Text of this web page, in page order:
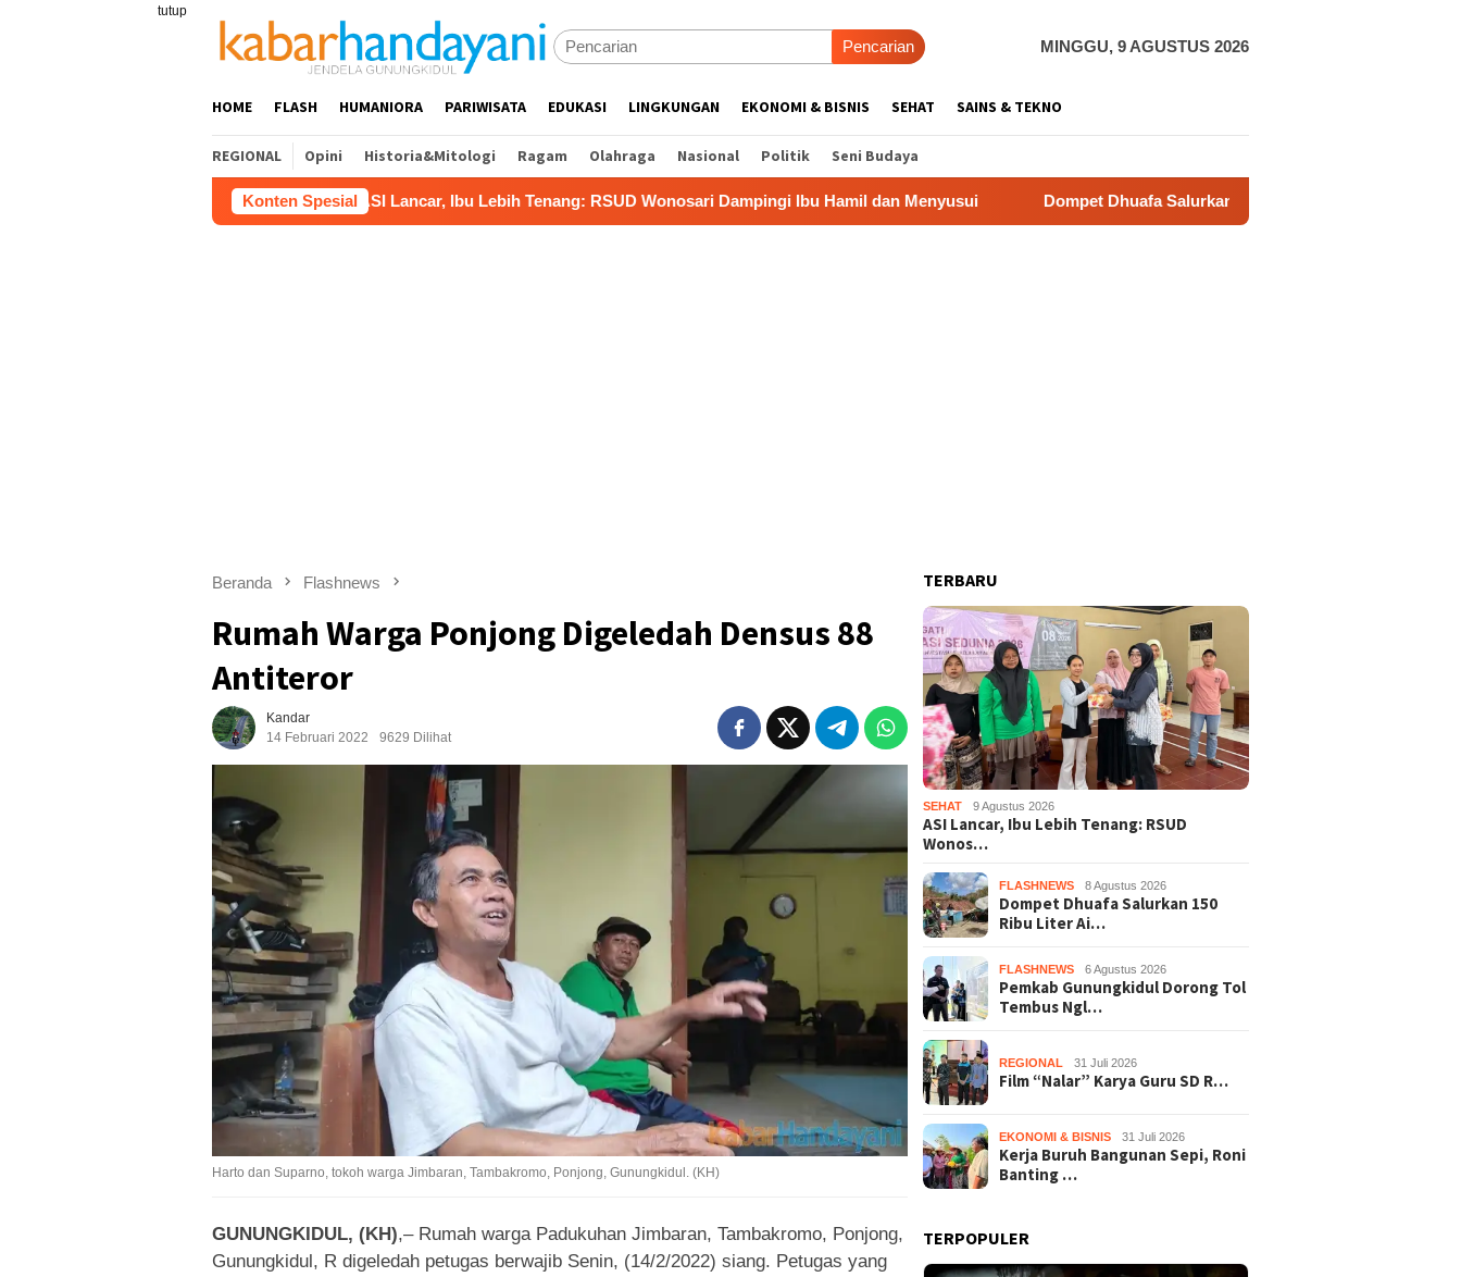
tutup
Pencarian MINGGU, 9 AGUSTUS 2026
HOME FLASH HUMANIORA PARIWISATA EDUKASI LINGKUNGAN EKONOMI & BISNIS SEHAT SAINS & TEKNO
REGIONAL Opini Historia&Mitologi Ragam Olahraga Nasional Politik Seni Budaya
Konten Spesial
ASI Lancar, Ibu Lebih Tenang: RSUD Wonosari Dampingi Ibu Hamil dan Menyusui Dompet Dhuafa Salurkan 150 Ribu Liter Air Bersih ke Pelosok
Beranda Flashnews
Rumah Warga Ponjong Digeledah Densus 88
Antiteror
Kandar
14 Februari 2022
9629 Dilihat
Harto dan Suparno, tokoh warga Jimbaran, Tambakromo, Ponjong, Gunungkidul. (KH)
GUNUNGKIDUL, (KH),– Rumah warga Padukuhan Jimbaran, Tambakromo, Ponjong,
Gunungkidul, R digeledah petugas berwajib Senin, (14/2/2022) siang. Petugas yang
TERBARU
SEHAT 9 Agustus 2026
ASI Lancar, Ibu Lebih Tenang: RSUD
Wonos…
FLASHNEWS 8 Agustus 2026
Dompet Dhuafa Salurkan 150
Ribu Liter Ai…
FLASHNEWS 6 Agustus 2026
Pemkab Gunungkidul Dorong Tol
Tembus Ngl…
REGIONAL 31 Juli 2026
Film “Nalar” Karya Guru SD R…
EKONOMI & BISNIS 31 Juli 2026
Kerja Buruh Bangunan Sepi, Roni
Banting …
TERPOPULER